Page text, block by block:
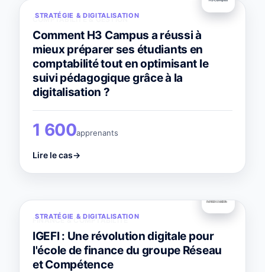
STRATÉGIE & DIGITALISATION
COMPTABILITÉ & GESTION
Comment H3 Campus a réussi à
mieux préparer ses étudiants en
comptabilité tout en optimisant le
suivi pédagogique grâce à la
digitalisation ?
1 600apprenants
Lire le cas→
STRATÉGIE & DIGITALISATION
FINANCE & COMPTABILITÉ
IGEFI : Une révolution digitale pour
l'école de finance du groupe Réseau
et Compétence